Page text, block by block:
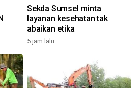
Sekda Sumsel minta
layanan kesehatan tak
abaikan etika
5 jam lalu